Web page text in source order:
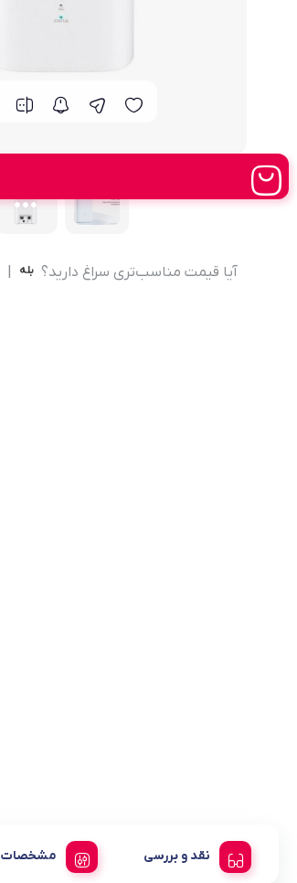
آیا قیمت مناسب‌تری سراغ دارید؟ بله
نقد و بررسی مشخصات